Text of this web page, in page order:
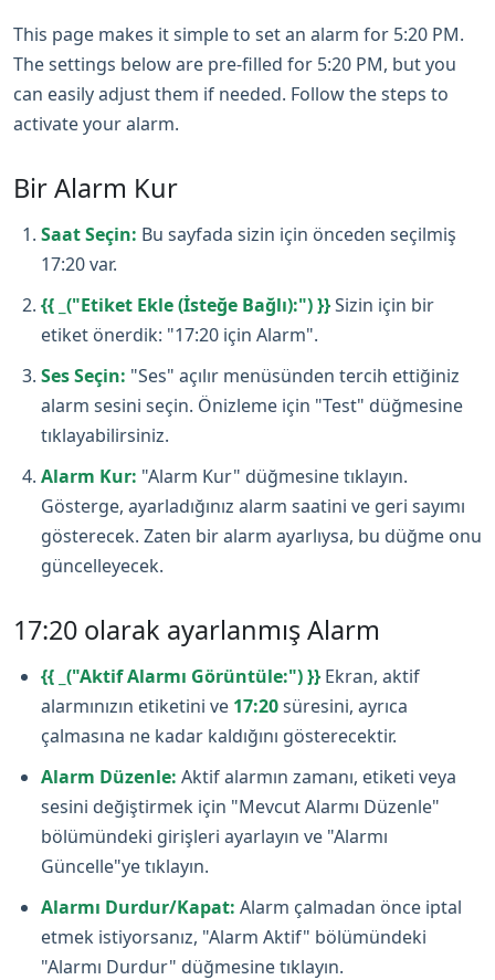
This page makes it simple to set an alarm for 5:20 PM.
The settings below are pre-filled for 5:20 PM, but you
can easily adjust them if needed. Follow the steps to
activate your alarm.
Bir Alarm Kur
Saat Seçin: Bu sayfada sizin için önceden seçilmiş
17:20 var.
{{ _("Etiket Ekle (İsteğe Bağlı):") }}Sizin için bir
etiket önerdik: "17:20 için Alarm".
Ses Seçin: "Ses" açılır menüsünden tercih ettiğiniz
alarm sesini seçin. Önizleme için "Test" düğmesine
tıklayabilirsiniz.
Alarm Kur: "Alarm Kur" düğmesine tıklayın.
Gösterge, ayarladığınız alarm saatini ve geri sayımı
gösterecek. Zaten bir alarm ayarlıysa, bu düğme onu
güncelleyecek.
17:20 olarak ayarlanmış Alarm
{{ _("Aktif Alarmı Görüntüle:") }} Ekran, aktif
alarmınızın etiketini ve 17:20süresini, ayrıca
çalmasına ne kadar kaldığını gösterecektir.
Alarm Düzenle: Aktif alarmın zamanı, etiketi veya
sesini değiştirmek için "Mevcut Alarmı Düzenle"
bölümündeki girişleri ayarlayın ve "Alarmı
Güncelle"ye tıklayın.
Alarmı Durdur/Kapat: Alarm çalmadan önce iptal
etmek istiyorsanız, "Alarm Aktif" bölümündeki
"Alarmı Durdur" düğmesine tıklayın.